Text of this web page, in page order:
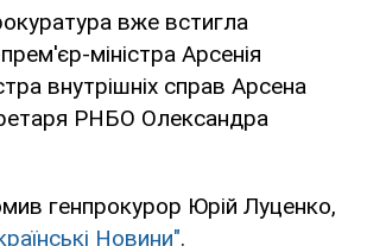
вже встигла
міністра Арсенія
внутрішніх справ Арсена
РНБО Олександра
генпрокурор Юрій Луценко,
Новини".